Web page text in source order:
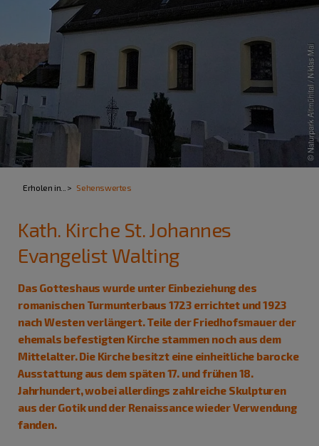
Erholen in... Sehenswertes
Kath. Kirche St. Johannes
Evangelist Walting
Das Gotteshaus wurde unter Einbeziehung des
romanischen Turmunterbaus 1723 errichtet und 1923
nach Westen verlängert. Teile der Friedhofsmauer der
ehemals befestigten Kirche stammen noch aus dem
Mittelalter. Die Kirche besitzt eine einheitliche barocke
Ausstattung aus dem späten 17. und frühen 18.
Jahrhundert, wobei allerdings zahlreiche Skulpturen
aus der Gotik und der Renaissance wieder Verwendung
fanden.